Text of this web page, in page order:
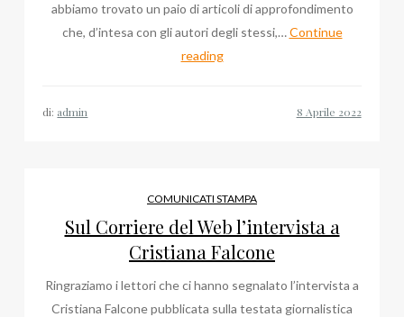
abbiamo trovato un paio di articoli di approfondimento
che, d’intesa con gli autori degli stessi,…Continue
readingOnline
Enzo
Anghinelli
di: admin
COMUNICATI STAMPA
Sul Corriere del Web l’intervista a
Cristiana Falcone
Ringraziamo i lettori che ci hanno segnalato l’intervista a
Cristiana Falcone pubblicata sulla testata giornalistica